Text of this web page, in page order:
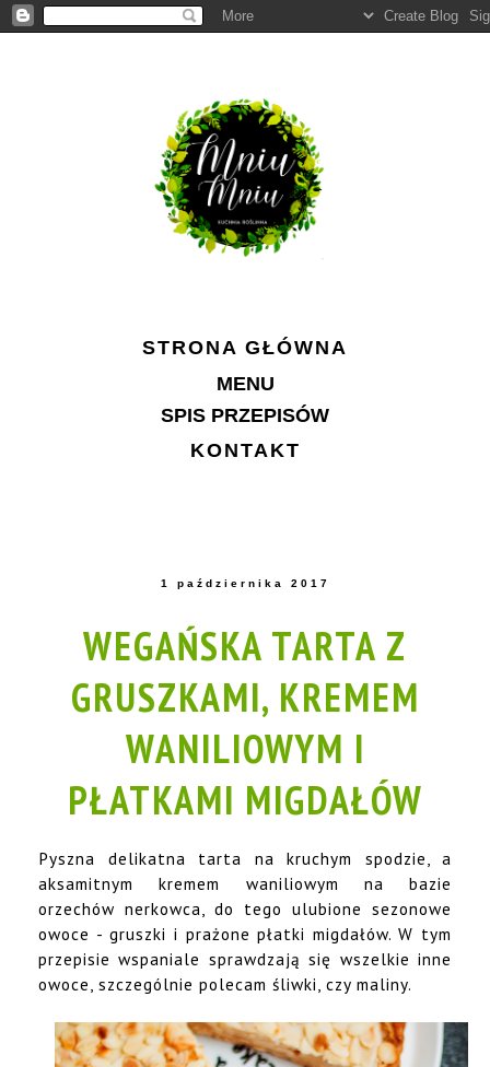
STRONA GŁÓWNA
MENU
SPIS PRZEPISÓW
KONTAKT
1 października 2017
WEGAŃSKA TARTA Z
GRUSZKAMI, KREMEM
WANILIOWYM I
PŁATKAMI MIGDAŁÓW
Pyszna delikatna tarta na kruchym spodzie, a
aksamitnym kremem waniliowym na bazie
orzechów nerkowca, do tego ulubione sezonowe
owoce - gruszki i prażone płatki migdałów. W tym
przepisie wspaniale sprawdzają się wszelkie inne
owoce, szczególnie polecam śliwki, czy maliny.